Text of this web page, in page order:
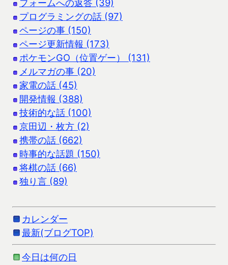
フォームへの返答 (39)
プログラミングの話 (97)
ページの事 (150)
ページ更新情報 (173)
ポケモンGO（位置ゲー） (131)
メルマガの事 (20)
家電の話 (45)
開発情報 (388)
技術的な話 (100)
京田辺・枚方 (2)
携帯の話 (662)
時事的な話題 (150)
将棋の話 (66)
独り言 (89)
カレンダー
最新(ブログTOP)
今日は何の日